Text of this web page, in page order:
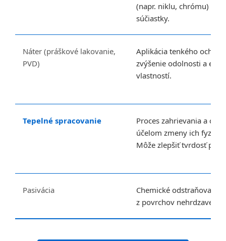
(napr. niklu, chrómu) na
súčiastky.
Náter (práškové lakovanie,
PVD)
Aplikácia tenkého
zvýšenie odolnosti a
vlastností.
Tepelné spracovanie
Proces zahrievania a
účelom zmeny ich
Môže zlepšiť tvrdosť
Pasivácia
Chemické odstraňovanie
z povrchov